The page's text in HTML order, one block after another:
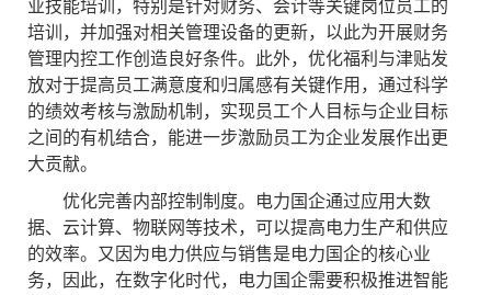
培训，并加强对相关管理设备的更新，以此为开展财务
管理内控工作创造良好条件。此外，优化福利与津贴发
放对于提高员工满意度和归属感有关键作用，通过科学
的绩效考核与激励机制，实现员工个人目标与企业目标
之间的有机结合，能进一步激励员工为企业发展作出更
大贡献。
优化完善内部控制制度。电力国企通过应用大数
据、云计算、物联网等技术，可以提高电力生产和供应
的效率。又因为电力供应与销售是电力国企的核心业
务，因此，在数字化时代，电力国企需要积极推进智能